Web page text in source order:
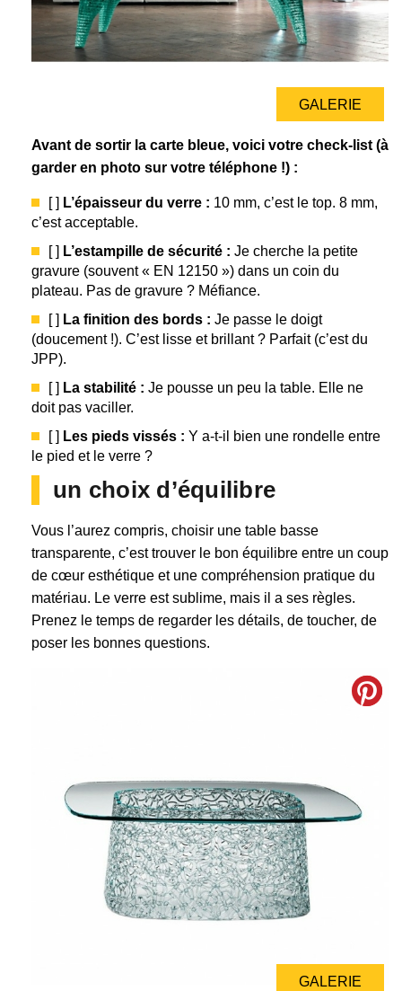
GALERIE
Avant de sortir la carte bleue, voici votre check-list (à
garder en photo sur votre téléphone !) :
L’épaisseur du verre : 10 mm, c’est le top. 8 mm,
c’est acceptable.
L’estampille de sécurité : Je cherche la petite
gravure (souvent « EN 12150 ») dans un coin du
plateau. Pas de gravure ? Méfiance.
La finition des bords : Je passe le doigt
(doucement !). C’est lisse et brillant ? Parfait (c’est du
JPP).
La stabilité : Je pousse un peu la table. Elle ne
doit pas vaciller.
Les pieds vissés : Y a-t-il bien une rondelle entre
le pied et le verre ?
un choix d’équilibre
Vous l’aurez compris, choisir une table basse
transparente, c’est trouver le bon équilibre entre un coup
de cœur esthétique et une compréhension pratique du
matériau. Le verre est sublime, mais il a ses règles.
Prenez le temps de regarder les détails, de toucher, de
poser les bonnes questions.
GALERIE